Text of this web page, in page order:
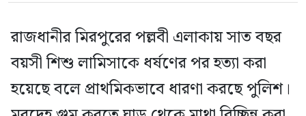
রাজধানীর মিরপুরের পল্লবী এলাকায় সাত বছর
বয়সী শিশু লামিসাকে ধর্ষণের পর হত্যা করা
হয়েছে বলে প্রাথমিকভাবে ধারণা করছে পুলিশ।